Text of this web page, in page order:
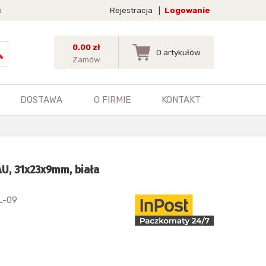
Rejestracja Logowanie
0.00 zł
Zamów
0 artykułów
DOSTAWA O FIRMIE KONTAKT
31x23x9mm, biała
09